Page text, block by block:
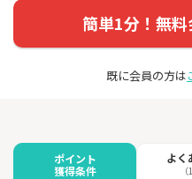
簡単1分！無
既に会員の方は
ポイント
獲得条件
よく